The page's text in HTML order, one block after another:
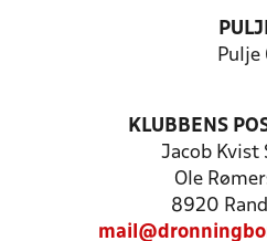
Pulje
KLUBBENS
Jacob Kvist
Ole
8920